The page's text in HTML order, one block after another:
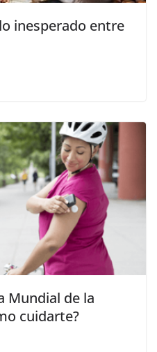
inesperado entre
Mundial de la
cuidarte?